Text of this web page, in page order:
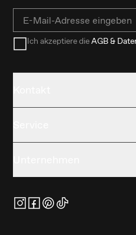
Email
Ich akzeptiere dieAGB &